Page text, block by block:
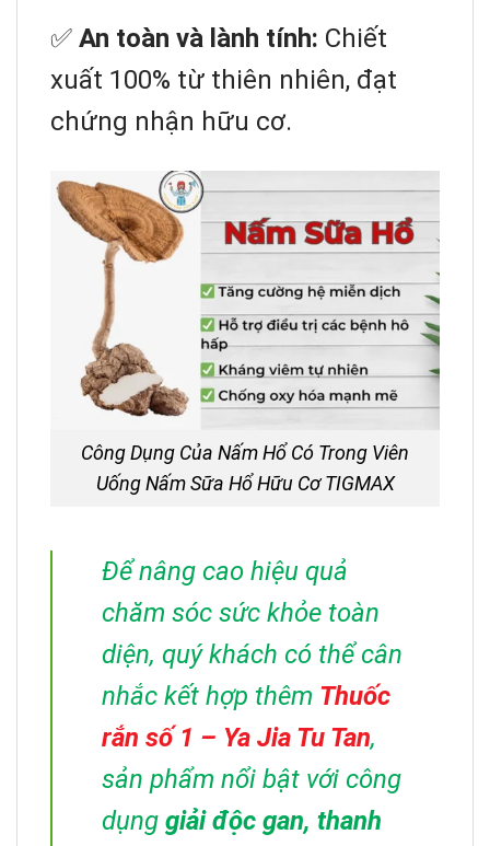
✅ An toàn và lành tính: Chiết
xuất 100% từ thiên nhiên, đạt
chứng nhận hữu cơ.
Công Dụng Của Nấm Hổ Có Trong Viên
Uống Nấm Sữa Hổ Hữu Cơ TIGMAX
Để nâng cao hiệu quả
chăm sóc sức khỏe toàn
diện, quý khách có thể cân
nhắc kết hợp thêm Thuốc
rắn số 1 – Ya Jia Tu Tan,
sản phẩm nổi bật với công
dụng giải độc gan, thanh